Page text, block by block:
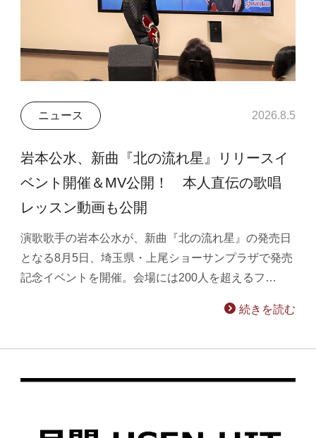
ニュース 2026.8.5
岩本公水、新曲『北の流れ星』リリースイ
ベント開催＆MV公開！ 本人直伝の歌唱
レッスン動画も公開
演歌歌手の岩本公水が、新曲『北の流れ星』の発売日
となる8月5日、埼玉県・上尾ショーサンプラザで発売
記念イベントを開催。会場には200人を超えるフ…
続きを読む